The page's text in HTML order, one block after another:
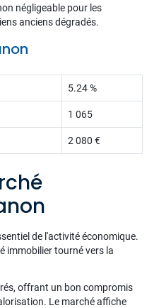
négligeable pour les
anciens dégradés.
5.24 %
1 065
2 080 €
de l'activité économique.
immobilier tourné vers la
offrant un bon compromis
Le marché affiche